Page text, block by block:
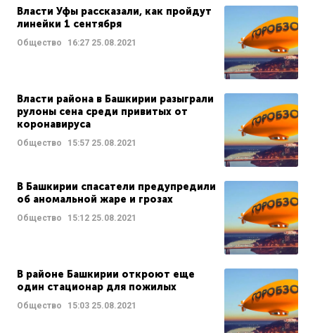
Власти Уфы рассказали, как пройдут
линейки 1 сентября
Общество 16:27 25.08.2021
Власти района в Башкирии разыграли
рулоны сена среди привитых от
коронавируса
Общество 15:57 25.08.2021
В Башкирии спасатели предупредили
об аномальной жаре и грозах
Общество 15:12 25.08.2021
В районе Башкирии откроют еще
один стационар для пожилых
Общество 15:03 25.08.2021